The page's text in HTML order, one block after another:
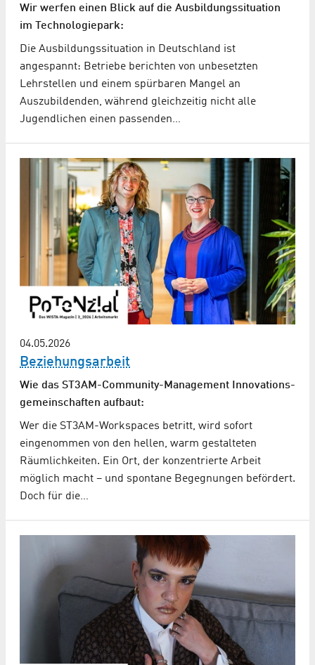
Wir werfen einen Blick auf die Ausbildungssituation
im Technologiepark:
Die Ausbildungssituation in Deutschland ist
angespannt: Betriebe berichten von unbesetzten
Lehrstellen und einem spürbaren Mangel an
Auszubildenden, während gleichzeitig nicht alle
Jugendlichen einen passenden…
04.05.2026
Beziehungsarbeit
Wie das ST3AM-Community-Management Innovations­
gemeinschaften aufbaut:
Wer die ST3AM-Workspaces betritt, wird sofort
eingenommen von den hellen, warm gestalteten
Räumlichkeiten. Ein Ort, der konzentrierte Arbeit
möglich macht – und spontane Begegnungen befördert.
Doch für die…